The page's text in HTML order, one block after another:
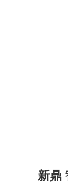
新鼎